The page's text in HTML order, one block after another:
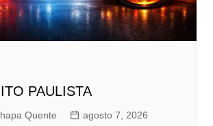
PAULISTA
Quente
agosto 7, 2026